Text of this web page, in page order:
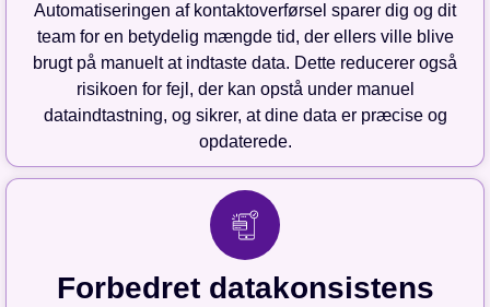
Automatiseringen af kontaktoverførsel sparer dig og dit
team for en betydelig mængde tid, der ellers ville blive
brugt på manuelt at indtaste data. Dette reducerer også
risikoen for fejl, der kan opstå under manuel
dataindtastning, og sikrer, at dine data er præcise og
opdaterede.
Forbedret datakonsistens